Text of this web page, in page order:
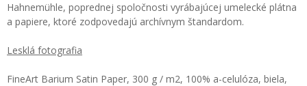
Hahnemühle, poprednej spoločnosti vyrábajúcej umelecké plátna
a papiere, ktoré zodpovedajú archívnym štandardom.
Lesklá fotografia
FineArt Barium Satin Paper, 300 g / m2, 100% a-celulóza, biela,